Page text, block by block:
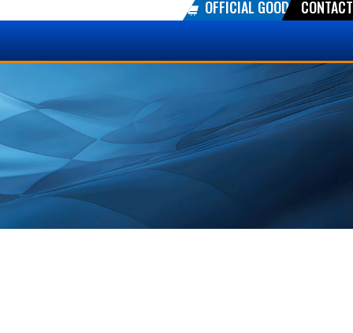
OFFICIAL GOODS CONTACT